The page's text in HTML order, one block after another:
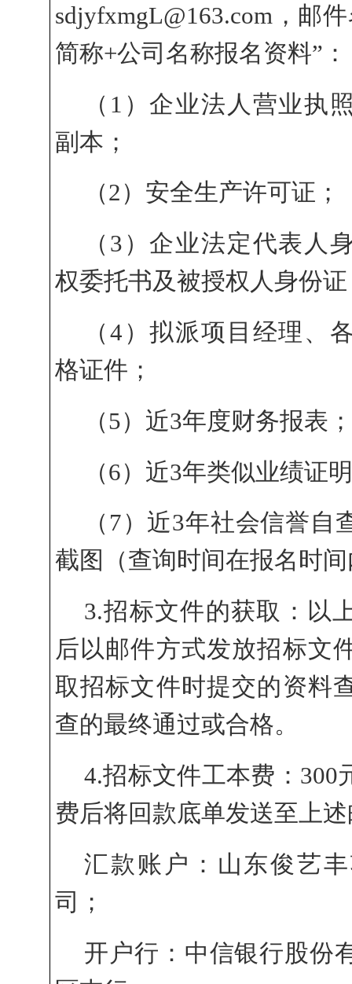
sdjyfxmgL@163.com，邮
简称+公司名称报名资料”：
（ 1）企业法人营业执
副本；
（2）安全生产许可证；
（ 3）企业法定代表人
权委托书及被授权人身份证
（ 4）拟派项目经理、
格证件 ；
（5）近3年度财务报表
（6）近3年类似业绩证
（ 7）近3年社会信誉自
截图（查询时间在报名时
3.招标文件的获取：以
后以邮件方式发放招标文
取招标文件时提交的资料
查的最终通过或合格。
4.招标文件工本费：300
费后将回款底单发送至上
汇款账户：山东俊艺
司；
开户行：中信银行股份